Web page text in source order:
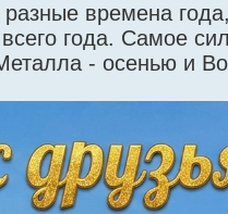
времена
года. Самое
- осенью и